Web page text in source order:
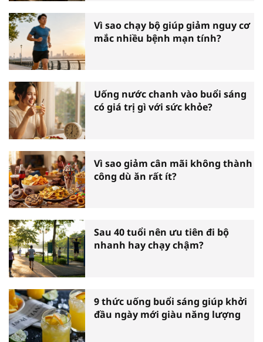
Vì sao chạy bộ giúp giảm nguy cơ
mắc nhiều bệnh mạn tính?
Uống nước chanh vào buổi sáng
có giá trị gì với sức khỏe?
Vì sao giảm cân mãi không thành
công dù ăn rất ít?
Sau 40 tuổi nên ưu tiên đi bộ
nhanh hay chạy chậm?
9 thức uống buổi sáng giúp khởi
đầu ngày mới giàu năng lượng